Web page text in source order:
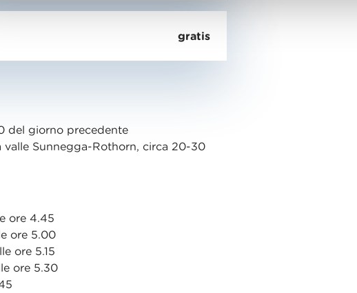
gratis
del giorno precedente
valle Sunnegga-Rothorn, circa 20-30
ore 4.45
ore 5.00
ore 5.15
ore 5.30